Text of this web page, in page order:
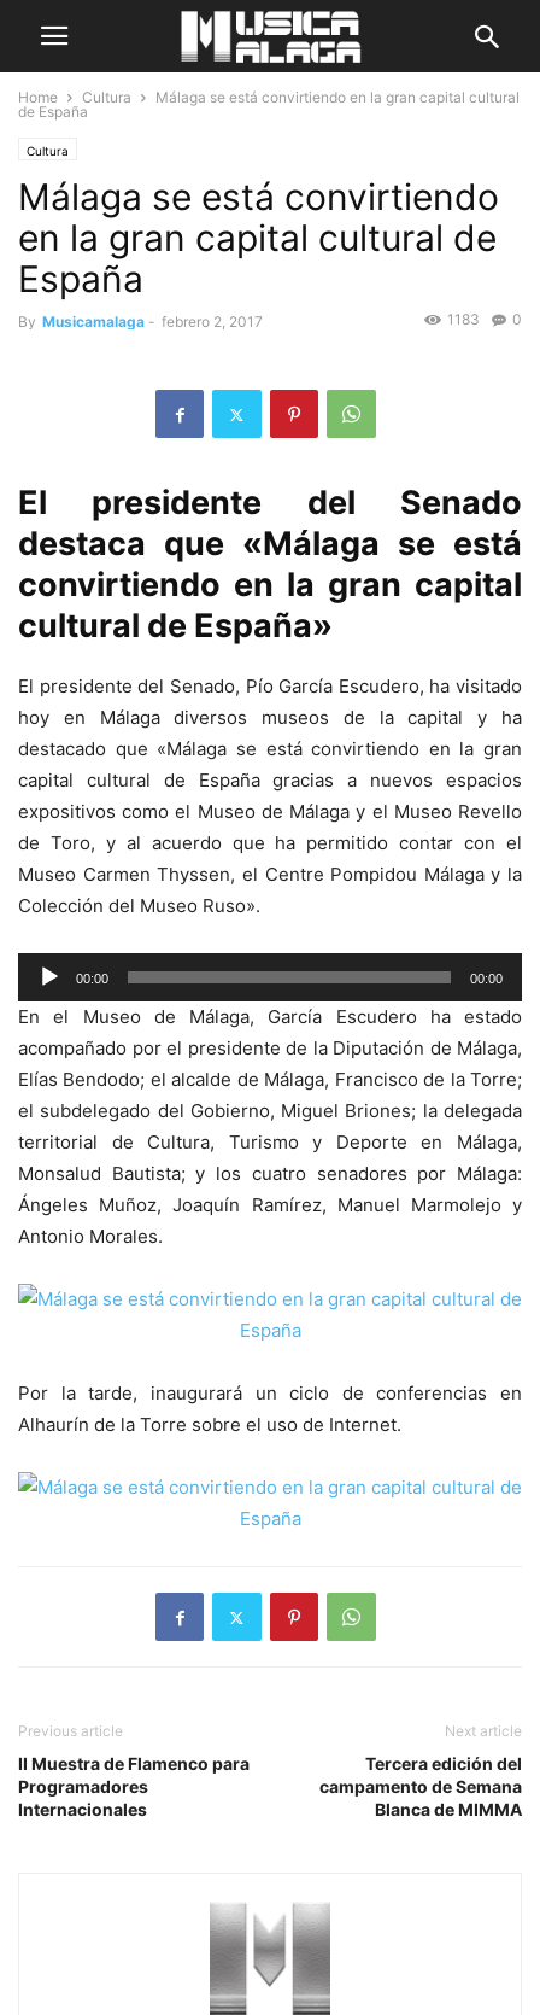
Home Cultura
Málaga se está convirtiendo en la gran capital cultural
de España
Cultura
Málaga se está convirtiendo
en la gran capital cultural de
España
By Musicamalaga - febrero 2, 2017 0
1183
El presidente del Senado
destaca que «Málaga se está
convirtiendo en la gran capital
cultural de España»
El presidente del Senado, Pío García Escudero, ha visitado
hoy en Málaga diversos museos de la capital y ha
destacado que «Málaga se está convirtiendo en la gran
capital cultural de España gracias a nuevos espacios
expositivos como el Museo de Málaga y el Museo Revello
de Toro, y al acuerdo que ha permitido contar con el
Museo Carmen Thyssen, el Centre Pompidou Málaga y la
Colección del Museo Ruso».
Reproductor
de
audio
00:00 00:00
En el Museo de Málaga, García Escudero ha estado
acompañado por el presidente de la Diputación de Málaga,
Elías Bendodo; el alcalde de Málaga, Francisco de la Torre;
el subdelegado del Gobierno, Miguel Briones; la delegada
territorial de Cultura, Turismo y Deporte en Málaga,
Monsalud Bautista; y los cuatro senadores por Málaga:
Ángeles Muñoz, Joaquín Ramírez, Manuel Marmolejo y
Antonio Morales.
Por la tarde, inaugurará un ciclo de conferencias en
Alhaurín de la Torre sobre el uso de Internet.
Previous article
II Muestra de Flamenco para
Programadores
Internacionales
Next article
Tercera edición del
campamento de Semana
Blanca de MIMMA